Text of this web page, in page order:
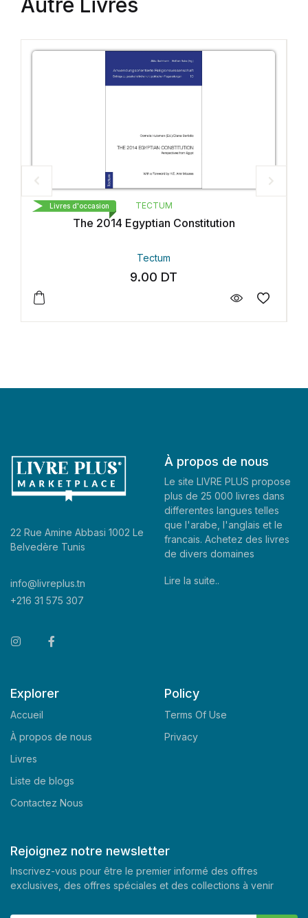
From Ruling To Opposition
Livres d'occasion
22 Rue Amine Abbasi 1002 Le
Belvedère Tunis
info@livreplus.tn
+216 31 575 307
À propos de nous
Le site LIVRE PLUS propose
plus de 25 000 livres dans
differentes langues telles
que l'arabe, l'anglais et le
francais. Achetez des livres
de divers domaines
Lire la suite..
Explorer
Accueil
À propos de nous
Livres
Liste de blogs
Contactez Nous
Policy
Terms Of Use
Privacy
Rejoignez notre newsletter
Inscrivez-vous pour être le premier informé des offres
exclusives, des offres spéciales et des collections à venir